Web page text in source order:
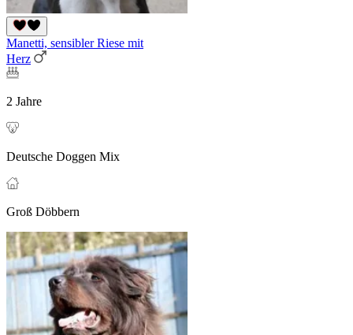
Manetti, sensibler Riese mit
Herz
2 Jahre
Deutsche Doggen Mix
Groß Döbbern